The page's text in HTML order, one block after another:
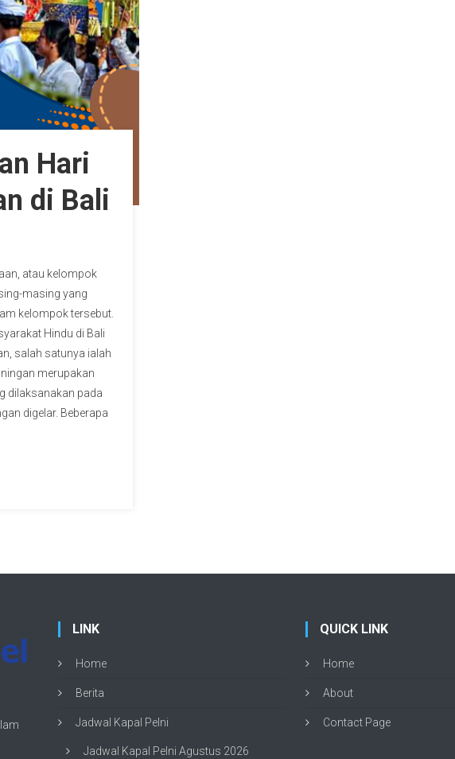
Hari
di Bali
atau kelompok
masing yang
kelompok tersebut.
Hindu di Bali
salah satunya ialah
merupakan
dilaksanakan pada
digelar. Beberapa
LINK
Home
Berita
Jadwal Kapal Pelni
Jadwal Kapal Pelni Agustus 2026
QUICK LINK
Home
About
Contact Page